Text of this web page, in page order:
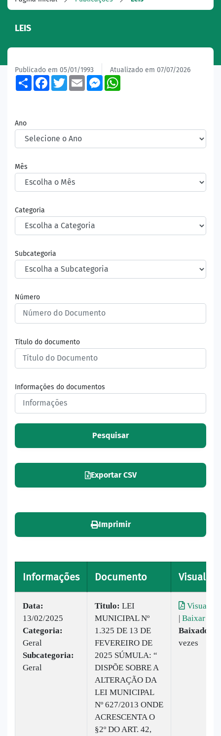
LEIS
Publicado em 05/01/1993 Atualizado em 07/07/2026
ShareFacebook
TwitterEmailMessenger
Ano
Mês
Categoria
Subcategoria
Número
Título do documento
Informações do documentos
Pesquisar
Exportar CSV
Imprimir
Informações Documento
Data:
13/02/2025
Categoria:
Geral
Subcategoria:
Geral
Titulo: LEI
MUNICIPAL Nº
1.325 DE 13 DE
FEVEREIRO DE
2025 SÚMULA: “
DISPÕE SOBRE A
ALTERAÇÃO DA
LEI MUNICIPAL
Nº 627/2013 ONDE
ACRESCENTA O
§2º DO ART. 42,
| Baixar
Baixado:
vezes